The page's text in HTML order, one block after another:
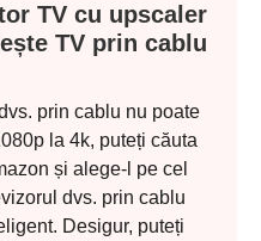
TV cu upscaler
TV prin cablu
prin cablu nu poate
la 4k, puteți căuta
și alege-l pe cel
dvs. prin cablu
Desigur, puteți